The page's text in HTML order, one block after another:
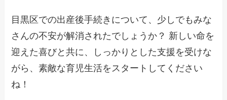
目黒区での出産後手続きについて、少しでもみな
さんの不安が解消されたでしょうか？ 新しい命を
迎えた喜びと共に、しっかりとした支援を受けな
がら、素敵な育児生活をスタートしてください
ね！